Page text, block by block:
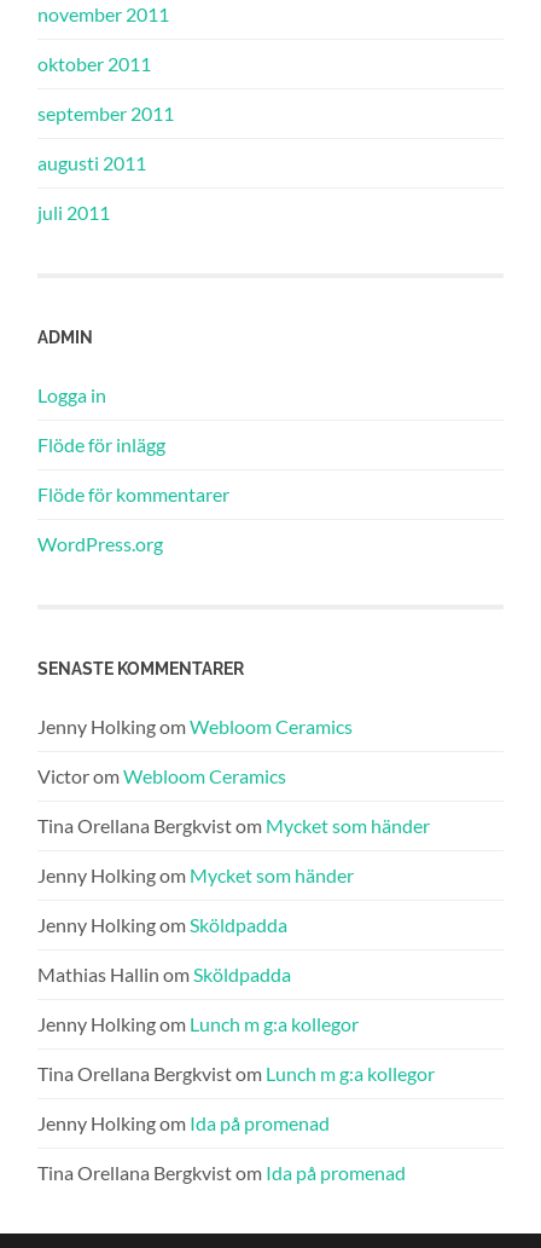
november 2011
oktober 2011
september 2011
augusti 2011
juli 2011
ADMIN
Logga in
Flöde för inlägg
Flöde för kommentarer
WordPress.org
SENASTE KOMMENTARER
Jenny HolkingomWebloom Ceramics
VictoromWebloom Ceramics
Tina Orellana Bergkvistom Mycket som händer
Jenny Holkingom Mycket som händer
Jenny HolkingomSköldpadda
Mathias Hallin omSköldpadda
Jenny Holkingom Lunch m g:a kollegor
Tina Orellana Bergkvistom Lunch m g:a kollegor
Jenny Holkingom Ida på promenad
Tina Orellana Bergkvistom Ida på promenad